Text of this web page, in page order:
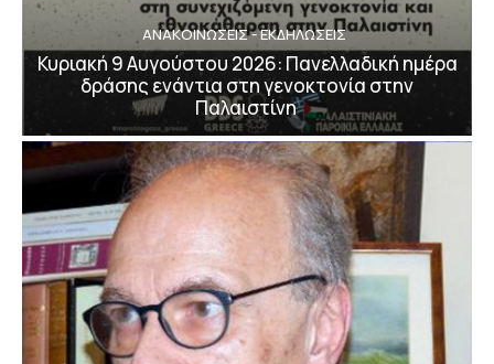
ΑΝΑΚΟΙΝΩΣΕΙΣ - ΕΚΔΗΛΩΣΕΙΣ
Κυριακή 9 Αυγούστου 2026: Πανελλαδική ημέρα
δράσης ενάντια στη γενοκτονία στην
Παλαιστίνη